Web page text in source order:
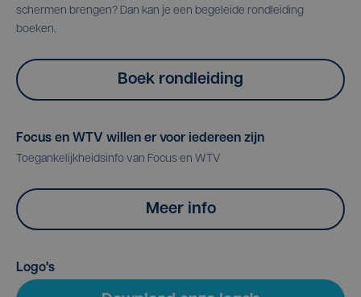
schermen brengen? Dan kan je een begeleide rondleiding
boeken.
Boek rondleiding
Focus en WTV willen er voor iedereen zijn
Toegankelijkheidsinfo van Focus en WTV
Meer info
Logo's